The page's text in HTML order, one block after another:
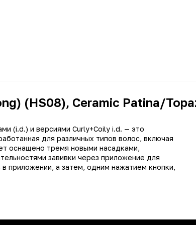
(HS08), Ceramic Patina/
(i.d.) и версиями Curly+Coily i.d. — это
для различных типов волос, включая
оснащено тремя новыми насадками,
завивки через приложение для
приложении, а затем, одним нажатием кнопки,
Dyson